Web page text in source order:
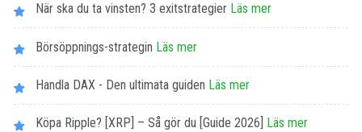
När ska du ta vinsten? 3 exitstrategier Läs mer
Börsöppnings-strategin Läs mer
Handla DAX - Den ultimata guiden Läs mer
Köpa Ripple? [XRP] – Så gör du [Guide 2026] Läs mer